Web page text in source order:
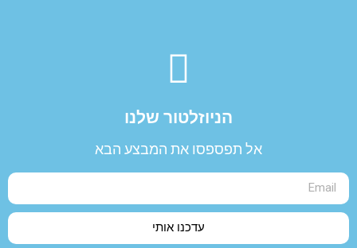
הניוזלטור שלנו​
אל תפספסו את המבצע הבא
עדכנו אותי